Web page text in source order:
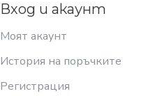
Вход и акаунт
Моят акаунт
История на поръчките
Регистрация